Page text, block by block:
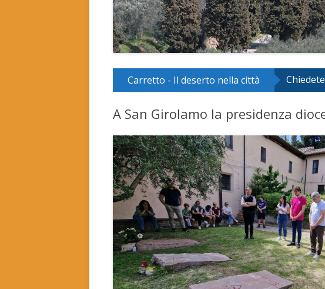
Carretto - Il deserto nella città
A San Girolamo la presidenza